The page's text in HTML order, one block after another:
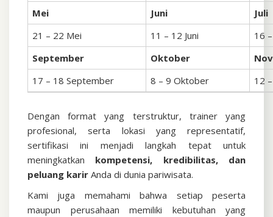
Mei
Juni
Juli
21 – 22 Mei
11 – 12 Juni
16
September
Oktober
17 – 18 September
8 – 9 Oktober 12
Dengan format yang terstruktur, trainer yang
profesional, serta lokasi yang representatif,
sertifikasi ini menjadi langkah tepat untuk
meningkatkan kompetensi, kredibilitas, dan
peluang karir Anda di dunia pariwisata.
Kami juga memahami bahwa setiap peserta
maupun perusahaan memiliki kebutuhan yang